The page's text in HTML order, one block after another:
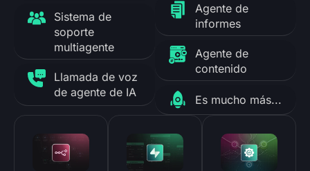
Sistema de
soporte
multiagente
Llamada de voz
de agente de IA
Agente de
informes
Agente de
contenido
Es mucho más...